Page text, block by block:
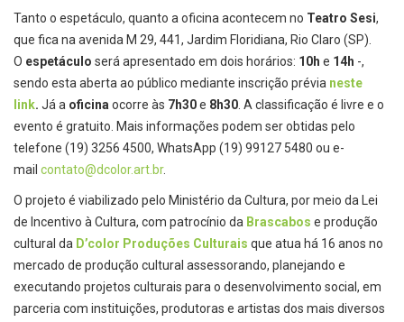
Tanto o espetáculo, quanto a oficina acontecem no Teatro Sesi,
que fica na avenida M 29, 441, Jardim Floridiana, Rio Claro (SP).
O espetáculo será apresentado em dois horários: 10h e 14h -,
sendo esta aberta ao público mediante inscrição prévia neste
link. Já a oficinaocorre às 7h30e 8h30. A classificação é livre e o
evento é gratuito. Mais informações podem ser obtidas pelo
telefone (19) 3256 4500, WhatsApp (19) 99127 5480 ou e-
mail contato@dcolor.art.br.
O projeto é viabilizado pelo Ministério da Cultura, por meio da Lei
de Incentivo à Cultura, com patrocínio da Brascabos e produção
cultural da D’color Produções Culturais que atua há 16 anos no
mercado de produção cultural assessorando, planejando e
executando projetos culturais para o desenvolvimento social, em
parceria com instituições, produtoras e artistas dos mais diversos